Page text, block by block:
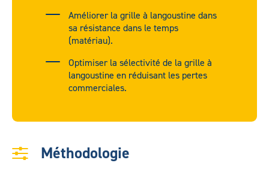
Améliorer la grille à langoustine dans
sa résistance dans le temps
(matériau).
Optimiser la sélectivité de la grille à
langoustine en réduisant les pertes
commerciales.
Méthodologie